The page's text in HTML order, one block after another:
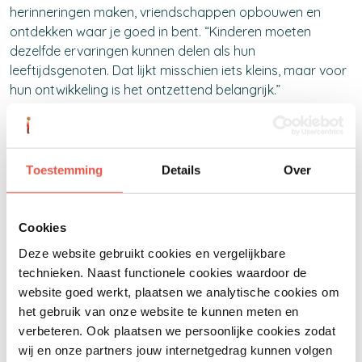
Toestemming Details Over
Cookies
Deze website gebruikt cookies en vergelijkbare
technieken. Naast functionele cookies waardoor de
website goed werkt, plaatsen we analytische cookies om
het gebruik van onze website te kunnen meten en
verbeteren. Ook plaatsen we persoonlijke cookies zodat
wij en onze partners jouw internetgedrag kunnen volgen
herinneringen maken, vriendschappen opbouwen en
ontdekken waar je goed in bent. “Kinderen moeten
dezelfde ervaringen kunnen delen als hun
leeftijdsgenoten. Dat lijkt misschien iets kleins, maar voor
hun ontwikkeling is het ontzettend belangrijk.”
Samen meer bereiken voor kinderen
Juist omdat de uitdagingen waar gezinnen mee te
maken hebben vaak complex zijn, gelooft Alexandra
werken Leergeld
Jeugdfonds Sport & Cultuur, Nationaal Fonds Kinderhulp
en het Jeugdeducatiefondssamen om kinderen zo goed
mogelijk te ondersteunen.
“Door samen te werken kunnen we veel meer betekenen
dan ieder afzonderlijk. Uiteindelijk maakt het voor een